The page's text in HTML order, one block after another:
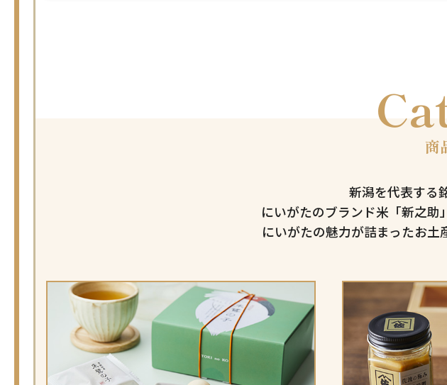
商
新潟を代表する
にいがたのブランド米「新之助
にいがたの魅力が詰まったお土